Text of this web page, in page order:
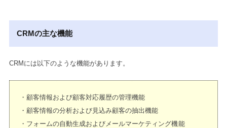
CRMの主な機能
CRMには以下のような機能があります。
・顧客情報および顧客対応履歴の管理機能
・顧客情報の分析および見込み顧客の抽出機能
・フォームの自動生成およびメールマーケティング機能